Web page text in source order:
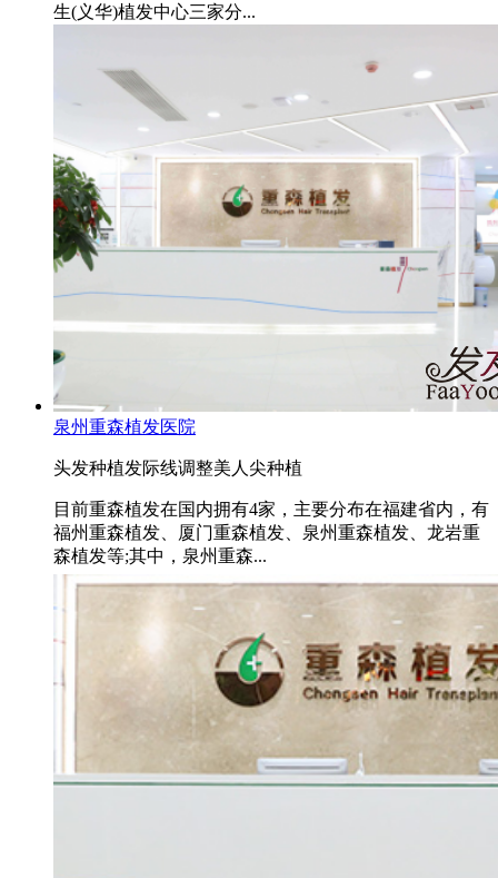
生(义华)植发中心三家分...
泉州重森植发医院
头发种植发际线调整美人尖种植
目前重森植发在国内拥有4家，主要分布在福建省内，有
福州重森植发、厦门重森植发、泉州重森植发、龙岩重
森植发等;其中，泉州重森...